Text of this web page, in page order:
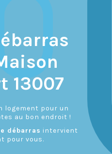
13007
logement pour un
au bon endroit !
débarras intervient
pour vous.